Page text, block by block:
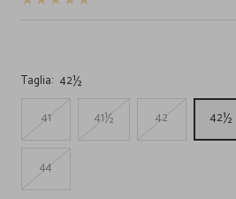
Taglia: 42½
41
41½ 42 42½
44